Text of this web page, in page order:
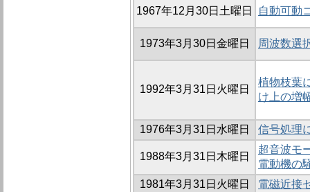
1967年12月30日土曜日 自動可動
1973年3月30日金曜日 周波数選
1992年3月31日火曜日
植物枝葉
け上の増
1976年3月31日水曜日 信号処理
1988年3月31日木曜日
超音波モ
電動機の
1981年3月31日火曜日
電磁近接